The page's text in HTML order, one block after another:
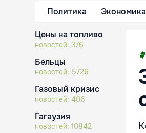
Политика Экономика
Цены на топливо
новостей: 376
Бельцы
новостей: 5726
Газовый кризис
новостей: 406
Гагаузия
новостей: 10842